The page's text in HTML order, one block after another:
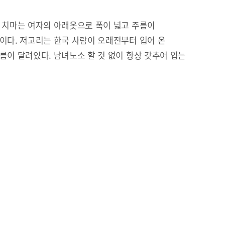
마는 여자의 아래옷으로 폭이 넓고 주름이
다. 저고리는 한국 사람이 오래전부터 입어 온
이 달려있다. 남녀노소 할 것 없이 항상 갖추어 입는